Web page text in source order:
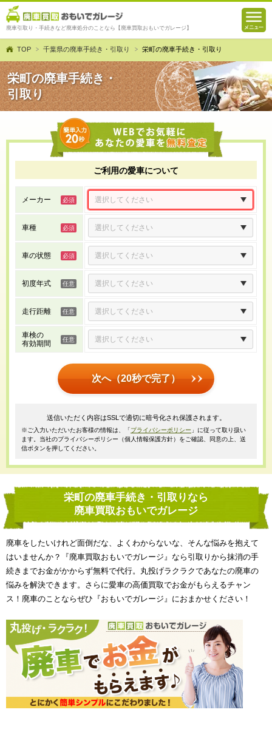
廃車引取り・手続きなど廃車処分のことなら【廃車買取おもいでガレージ】
TOP 千葉県の廃車手続き・引取り 栄町の廃車手続き・引取り
栄町の廃車手続き・
引取り
ご利用の愛車について
メーカー
車種
車の状態
初度年式
走行距離
車検の
有効期間
次へ（20秒で完了）
送信いただく内容はSSLで適切に暗号化され保護されます。
※ご入力いただいたお客様の情報は、「プライバシーポリシー 」に従って取り扱い
ます。当社のプライバシーポリシー（個人情報保護方針）をご確認、同意の上、送
信ボタンを押してください。
栄町の廃車手続き・引取りなら
廃車買取おもいでガレージ
廃車をしたいけれど面倒だな、よくわからないな、そんな悩みを抱えて
はいませんか？『廃車買取おもいでガレージ』なら引取りから抹消の手
続きまでお金がかからず無料で代行。丸投げラクラクであなたの廃車の
悩みを解決できます。さらに愛車の高価買取でお金がもらえるチャン
ス！廃車のことならぜひ『おもいでガレージ』におまかせください！